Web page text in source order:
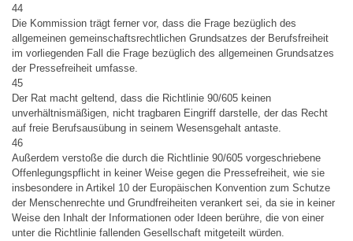
44
Die Kommission trägt ferner vor, dass die Frage bezüglich des
allgemeinen gemeinschaftsrechtlichen Grundsatzes der Berufsfreiheit
im vorliegenden Fall die Frage bezüglich des allgemeinen Grundsatzes
der Pressefreiheit umfasse.
45
Der Rat macht geltend, dass die Richtlinie 90/605 keinen
unverhältnismäßigen, nicht tragbaren Eingriff darstelle, der das Recht
auf freie Berufsausübung in seinem Wesensgehalt antaste.
46
Außerdem verstoße die durch die Richtlinie 90/605 vorgeschriebene
Offenlegungspflicht in keiner Weise gegen die Pressefreiheit, wie sie
insbesondere in Artikel 10 der Europäischen Konvention zum Schutze
der Menschenrechte und Grundfreiheiten verankert sei, da sie in keiner
Weise den Inhalt der Informationen oder Ideen berühre, die von einer
unter die Richtlinie fallenden Gesellschaft mitgeteilt würden.